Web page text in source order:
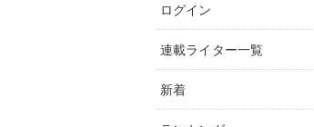
ログイン
連載ライター一覧
新着